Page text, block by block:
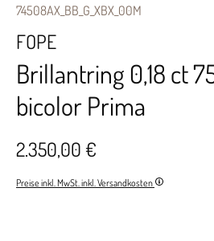
74508AX_BB_G_XBX_00M
FOPE
Brillantring 0,18 ct
bicolor Prima
2.350,00 €
Preise inkl. MwSt. inkl. Versandkosten